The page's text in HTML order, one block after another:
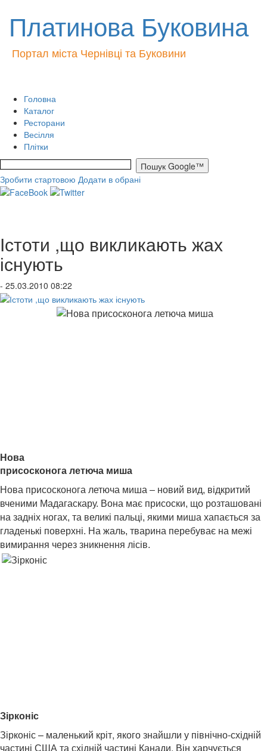
Платинова Буковина
Портал міста Чернівці та Буковини
Головна
Каталог
Ресторани
Весілля
Плітки
Зробити стартовою Додати в обрані
Істоти ,що викликають жах
існують
- 25.03.2010 08:22
Нова
присосконога летюча миша
Нова присосконога летюча миша – новий вид, відкритий
вченими Мадагаскару. Вона має присоски, що розташовані
на задніх ногах, та великі пальці, якими миша хапається за
гладенькі поверхні. На жаль, тварина перебуває на межі
вимирання через зникнення лісів.
Зірконіс
Зірконіс – маленький кріт, якого знайшли у північно-східній
частині США та східній частині Канади. Він харчується